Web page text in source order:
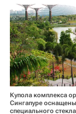
Купола комплекса
Сингапуре
специального